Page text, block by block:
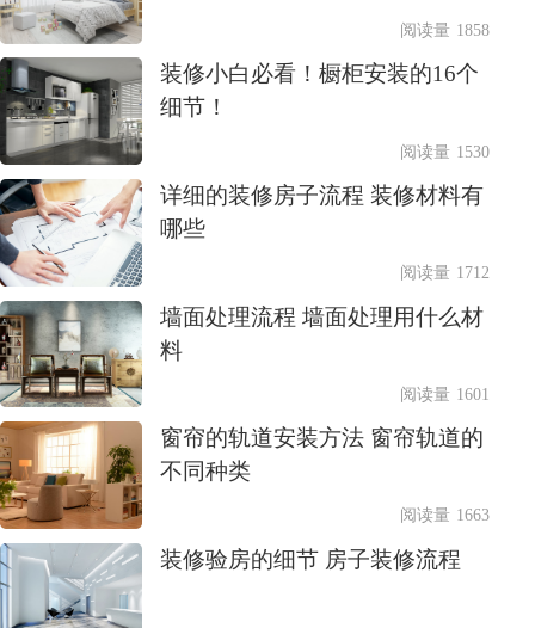
阅读量 1858
装修小白必看！橱柜安装的16个
细节！
阅读量 1530
详细的装修房子流程 装修材料有
哪些
阅读量 1712
墙面处理流程 墙面处理用什么材
料
阅读量 1601
窗帘的轨道安装方法 窗帘轨道的
不同种类
阅读量 1663
装修验房的细节 房子装修流程